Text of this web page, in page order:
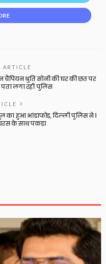
ARTICLE
श्रुति सोनी की घर की छत पर
लगा रही पुलिस
का हुआ भांडाफोड़, दिल्ली पुलिस ने 1
के साथ पकड़ा